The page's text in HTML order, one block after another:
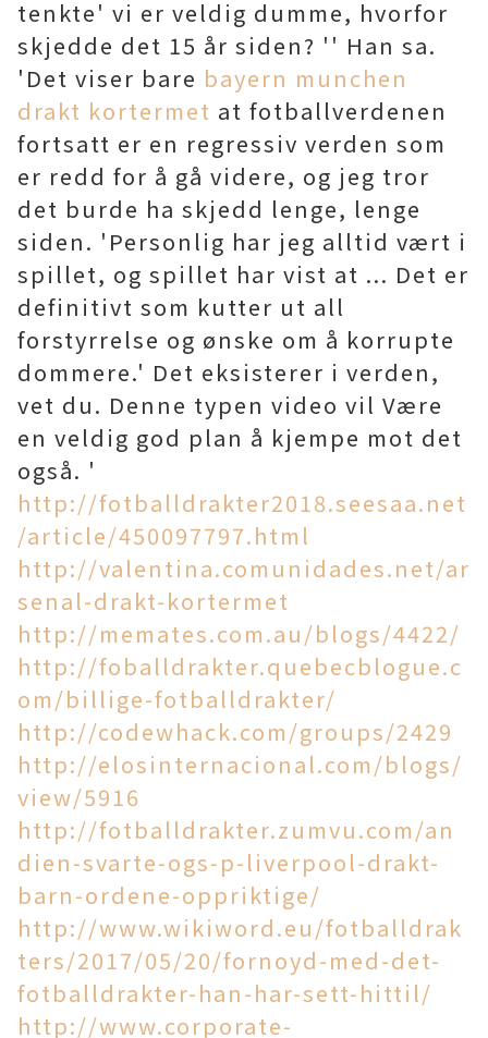
tenkte' vi er veldig dumme, hvorfor
skjedde det 15 år siden? '' Han sa.
'Det viser bare bayern munchen
drakt kortermet at fotballverdenen
fortsatt er en regressiv verden som
er redd for å gå videre, og jeg tror
det burde ha skjedd lenge, lenge
siden. 'Personlig har jeg alltid vært i
spillet, og spillet har vist at ... Det er
definitivt som kutter ut all
forstyrrelse og ønske om å korrupte
dommere.' Det eksisterer i verden,
vet du. Denne typen video vil Være
en veldig god plan å kjempe mot det
også. '
http://fotballdrakter2018.seesaa.net
/article/450097797.html
http://valentina.comunidades.net/ar
senal-drakt-kortermet
http://memates.com.au/blogs/4422/
http://foballdrakter.quebecblogue.c
om/billige-fotballdrakter/
http://codewhack.com/groups/2429
http://elosinternacional.com/blogs/
view/5916
http://fotballdrakter.zumvu.com/an
dien-svarte-ogs-p-liverpool-drakt-
barn-ordene-oppriktige/
http://www.wikiword.eu/fotballdrak
ters/2017/05/20/fornoyd-med-det-
fotballdrakter-han-har-sett-hittil/
http://www.corporate-